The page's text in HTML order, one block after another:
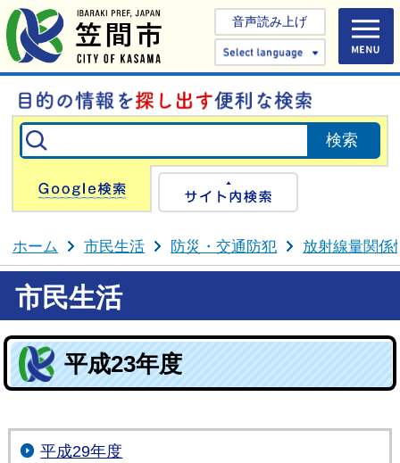
音声読み上げ
Select
Google検索
ホーム 市民生活 防災・交通防犯 放射線量関係
市民生活
平成23年度
平成29年度